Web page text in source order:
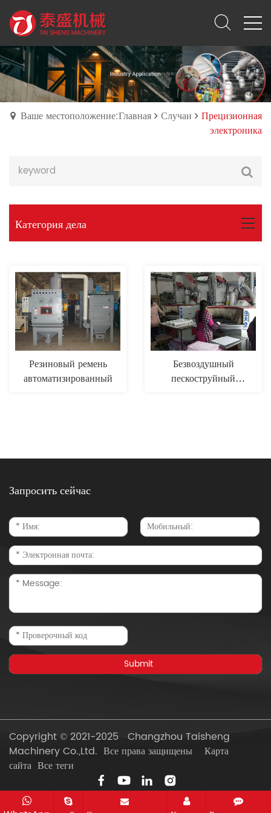
Ваше местоположение:Главная Случаи
Прецизионная
электроника
Категория дела
Резиновый ремень
автоматизированный
Безвоздушный
пескоструйный
Запросить сейчас
Copyright © 2021-2025 Changzhou Taisheng
Machinery Co.,Ltd. Все права защищены Карта
сайта Все теги